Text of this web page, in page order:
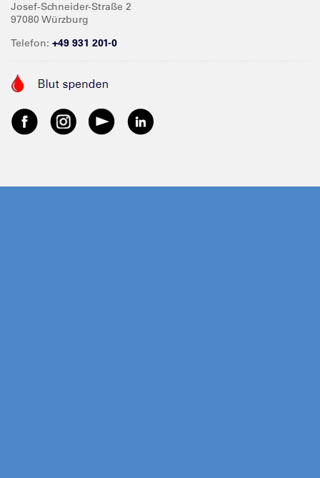
Josef-Schneider-Straße 2
97080 Würzburg
Telefon: +49 931 201-0